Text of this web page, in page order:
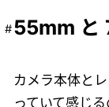
55mm と
カメラ本体と
っていて感じ